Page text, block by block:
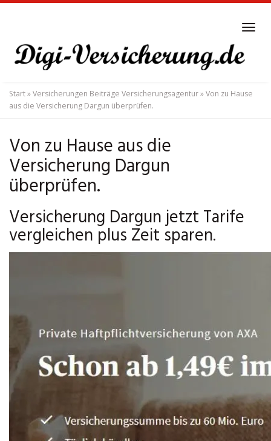
main
content
Start»Versicherungen Beiträge Versicherungsagentur»Von zu Hause
aus die Versicherung Dargun überprüfen.
Von zu Hause aus die
Versicherung Dargun
überprüfen.
Versicherung Dargun jetzt Tarife
vergleichen plus Zeit sparen.